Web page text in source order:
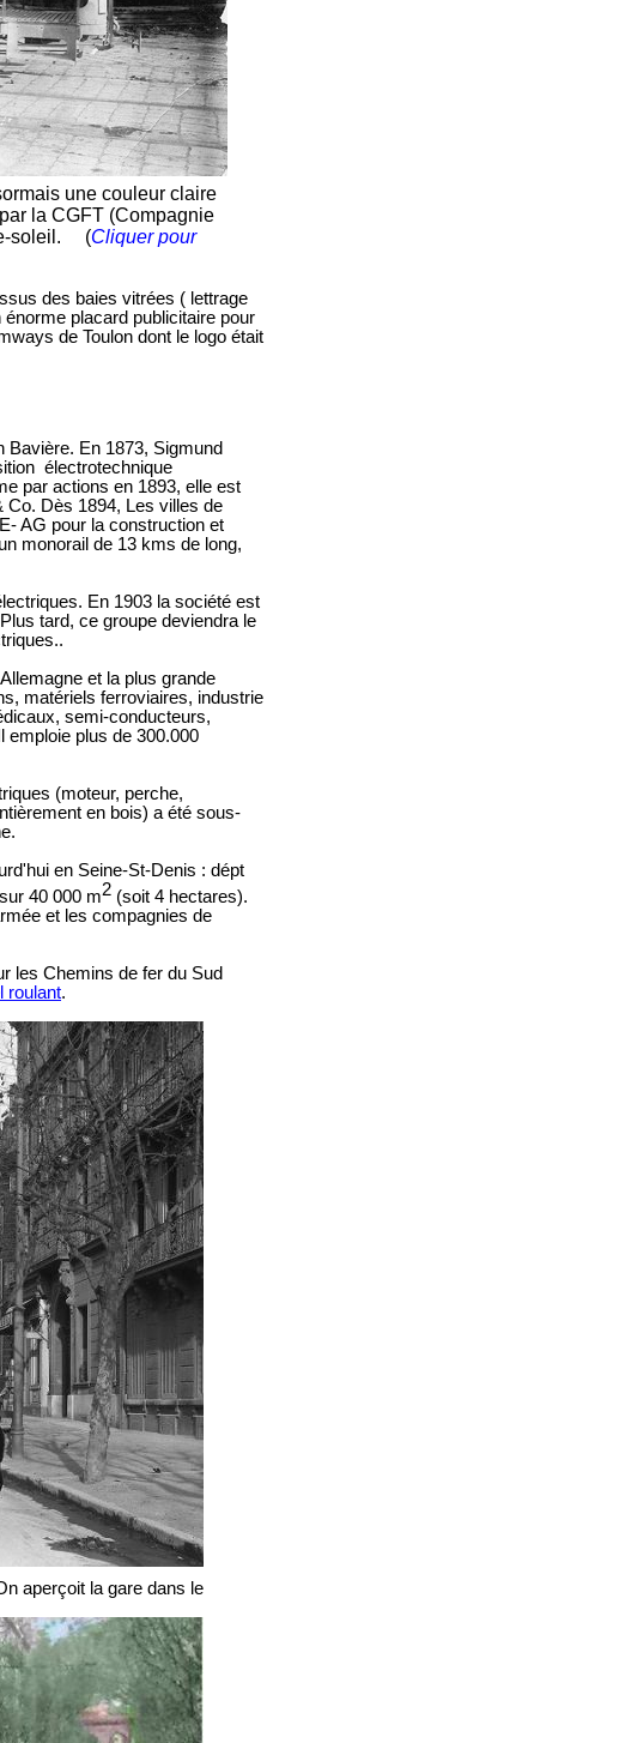
une couleur claire
la CGFT (Compagnie
soleil. (Cliquer pour
des baies vitrées ( lettrage
placard publicitaire pour
de Toulon dont le logo était
En 1873, Sigmund
électrotechnique
par actions en 1893, elle est
Co. Dès 1894, Les villes de
AG pour la construction et
monorail de 13 kms de long,
En 1903 la société est
tard, ce groupe deviendra le
et la plus grande
matériels ferroviaires, industrie
semi-conducteurs,
emploie plus de 300.000
(moteur, perche,
en bois) a été sous-
en Seine-St-Denis : dépt
40 000 m2 (soit 4 hectares).
et les compagnies de
les Chemins de fer du Sud
roulant.
aperçoit la gare dans le